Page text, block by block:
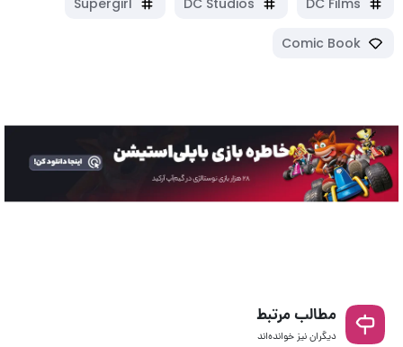
Comic Book
مطالب مرتبط
دیگران نیز خوانده‌اند